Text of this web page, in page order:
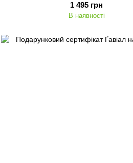
1 495 грн
В наявності